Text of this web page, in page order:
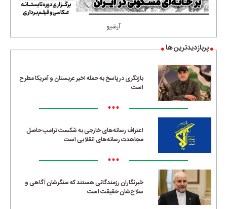
آرشیو
پربازدیدترین ها
بازنگری در پاسخ به حمله اخیر عربستان و آمریکا مطرح
است
•••
اعتراف رسانه‌های خارجی به شکست ترامپ حاصل
مجاهدت رسانه‌های انقلابی است
•••
خبرنگاران رزمندگانی هستند که سنگرشان آگاهی و
سلاح‌شان حقیقت است